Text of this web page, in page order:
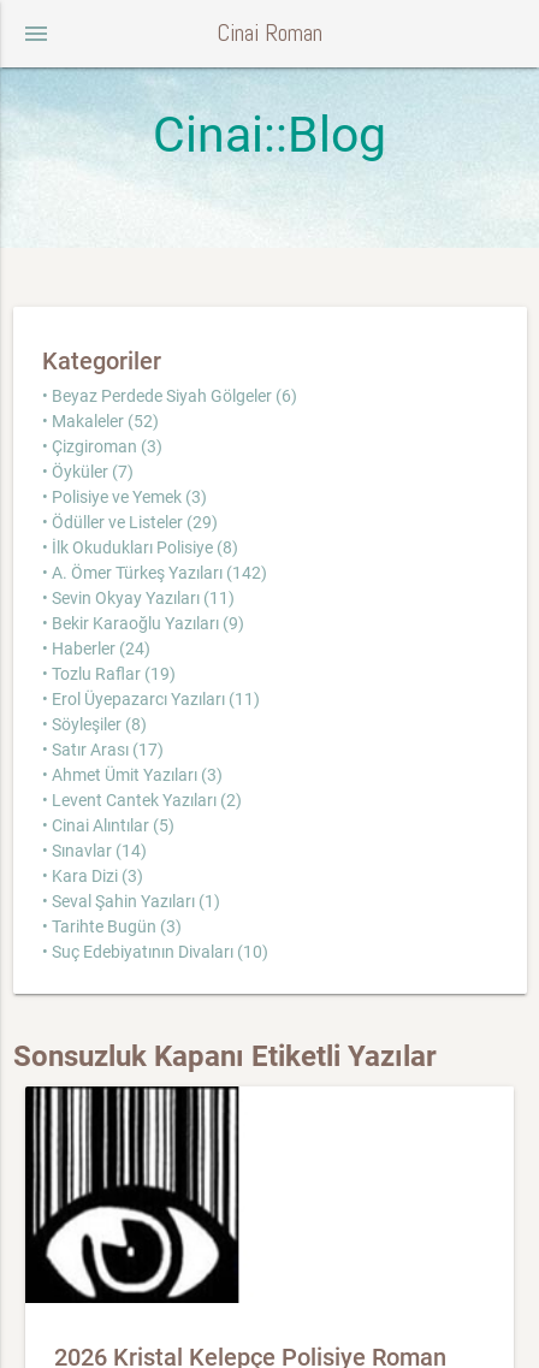
menu Cinai Roman
Cinai::Blog
Kategoriler
• Beyaz Perdede Siyah Gölgeler (6)
• Makaleler (52)
• Çizgiroman (3)
• Öyküler (7)
• Polisiye ve Yemek (3)
• Ödüller ve Listeler (29)
• İlk Okudukları Polisiye (8)
• A. Ömer Türkeş Yazıları (142)
• Sevin Okyay Yazıları (11)
• Bekir Karaoğlu Yazıları (9)
• Haberler (24)
• Tozlu Raflar (19)
• Erol Üyepazarcı Yazıları (11)
• Söyleşiler (8)
• Satır Arası (17)
• Ahmet Ümit Yazıları (3)
• Levent Cantek Yazıları (2)
• Cinai Alıntılar (5)
• Sınavlar (14)
• Kara Dizi (3)
• Seval Şahin Yazıları (1)
• Tarihte Bugün (3)
• Suç Edebiyatının Divaları (10)
Sonsuzluk Kapanı Etiketli Yazılar
2026 Kristal Kelepçe Polisiye Roman